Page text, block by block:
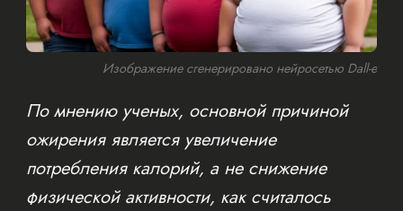
Изображение сгенерировано нейросетью Dall-e
По мнению ученых, основной причиной
ожирения является увеличение
потребления калорий, а не снижение
физической активности, как считалось